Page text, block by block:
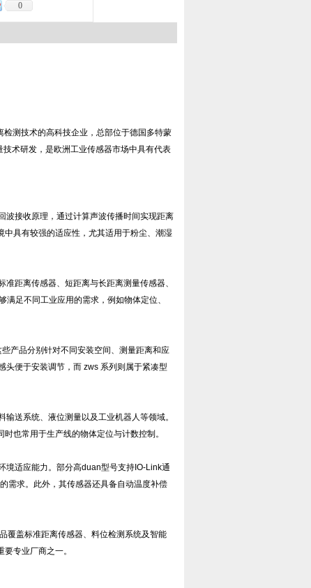
0
测技术的高科技企业，总部位于德国多特蒙
术研发，是欧洲工业传感器市场中具有代表
波接收原理，通过计算声波传播时间实现距离
具有较强的适应性，尤其适用于粉尘、潮湿
距离传感器、短距离与长距离测量传感器、
足不同工业应用的需求，例如物体定位、
产品分别针对不同安装空间、测量距离和应
头便于安装调节，而 zws 系列则属于紧凑型
送系统、液位测量以及工业机器人等领域。
也常用于生产线的物体定位与计数控制。
境适应能力。部分高duan型号支持IO-Link通
需求。此外，其传感器还具备自动温度补偿
覆盖标准距离传感器、料位检测系统及智能
专业厂商之一。